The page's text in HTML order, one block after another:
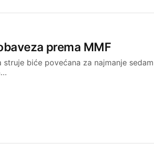
prema MMF
struje biće povećana za najmanje